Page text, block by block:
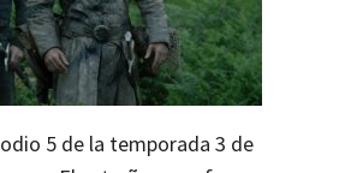
5 de la temporada 3 de